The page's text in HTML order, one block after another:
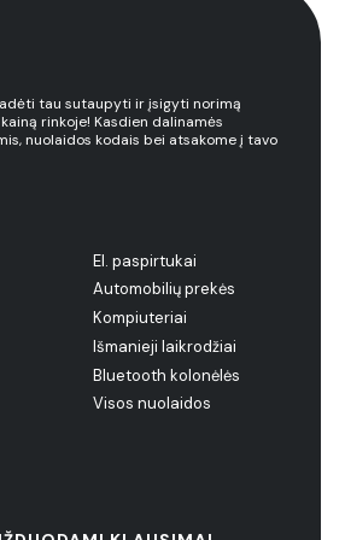
tau sutaupyti ir įsigyti norimą
rinkoje! Kasdien dalinamės
nuolaidos kodais bei atsakome į tavo
El. paspirtukai
Automobilių prekės
Kompiuteriai
Išmanieji laikrodžiai
Bluetooth kolonėlės
Visos nuolaidos